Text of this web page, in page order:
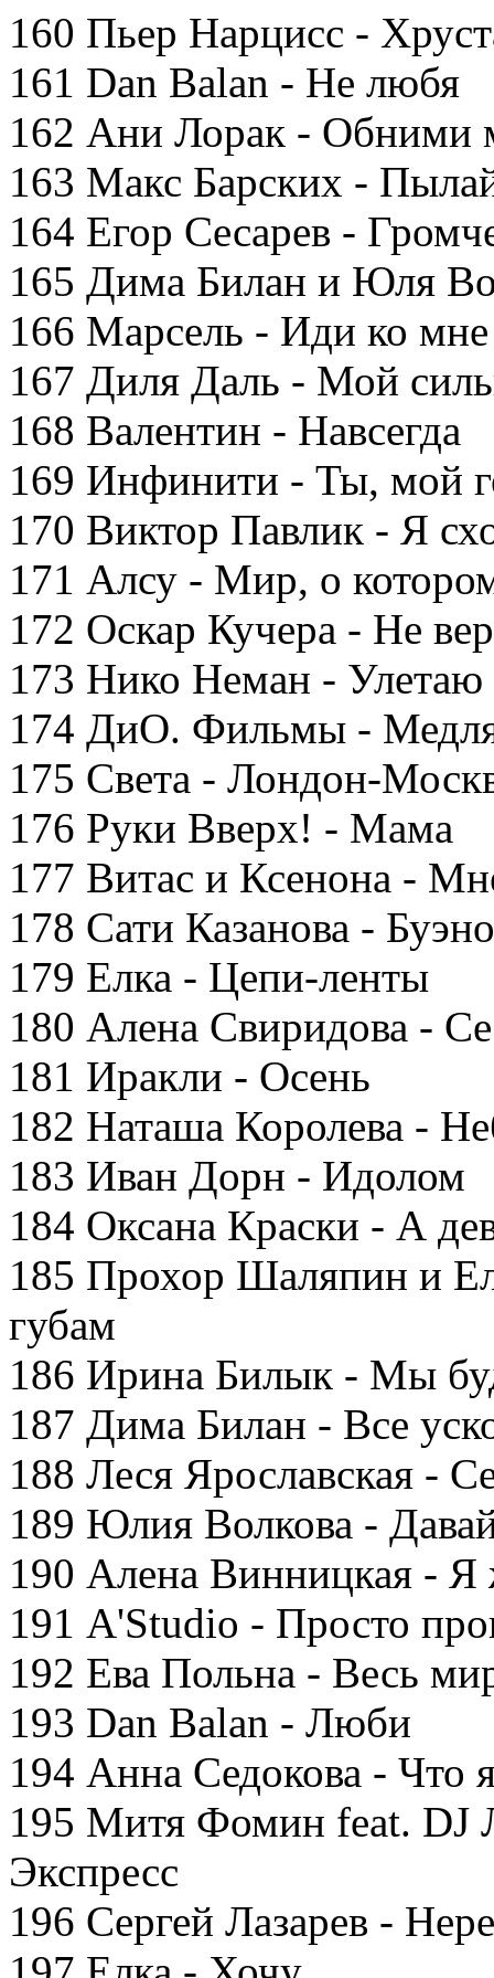
160 Пьер Нарцисс -
161 Dan Balan - Не любя
162 Ани Лорак - Обними
163 Макс Барских -
164 Егор Сесарев -
165 Дима Билан и Юля
166 Марсель - Иди ко мне
167 Диля Даль - Мой
168 Валентин - Навсегда
169 Инфинити - Ты, мой
170 Виктор Павлик - Я
171 Алсу - Мир, о
172 Оскар Кучера - Не
173 Нико Неман - Улетаю
174 ДиО. Фильмы -
175 Света - Лондон-
176 Руки Вверх! - Мама
177 Витас и Ксенона -
178 Сати Казанова -
179 Елка - Цепи-ленты
180 Алена Свиридова -
181 Иракли - Осень
182 Наташа Королева -
183 Иван Дорн - Идолом
184 Оксана Краски - А
185 Прохор Шаляпин и
губам
186 Ирина Билык - Мы
187 Дима Билан - Все
188 Леся Ярославская -
189 Юлия Волкова -
190 Алена Винницкая - Я
191 A'Studio - Просто
192 Ева Польна - Весь
193 Dan Balan - Люби
194 Анна Седокова - Что
195 Митя Фомин feat. DJ
Экспресс
196 Сергей Лазарев -